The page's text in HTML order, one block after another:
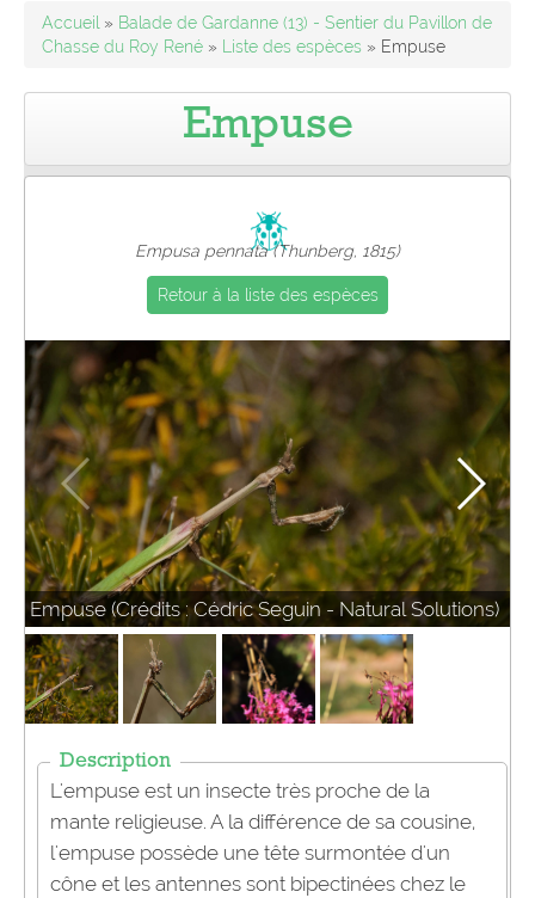
Accueil » Balade de Gardanne (13) - Sentier du Pavillon de
Chasse du Roy René » Liste des espèces » Empuse
Empuse
Empusa pennata (Thunberg, 1815)
Retour à la liste des espèces
Empuse (Crédits : Cédric Seguin - Natural Solutions)
Description
L'empuse est un insecte très proche de la
mante religieuse. A la différence de sa cousine,
l'empuse possède une tête surmontée d'un
cône et les antennes sont bipectinées chez le